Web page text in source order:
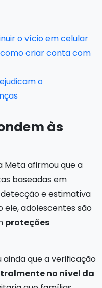
o vício em celular
criar conta com
o
às
Meta afirmou que a
baseadas em
e estimativa
ele, adolescentes são
proteções
que a verificação
no nível da